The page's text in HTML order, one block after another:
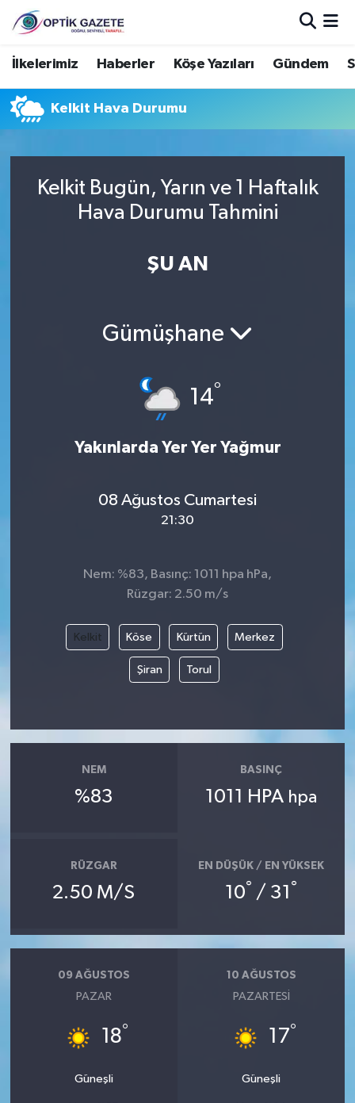
İlkelerimiz Haberler Köşe Yazıları Gündem
Kelkit Hava Durumu
Kelkit Bugün, Yarın ve 1 Haftalık
Hava Durumu Tahmini
ŞU AN
Gümüşhane
14°
Yakınlarda Yer Yer Yağmur
08 Ağustos Cumartesi
21:30
Nem: %83, Basınç: 1011 hpa hPa,
Rüzgar: 2.50 m/s
Kelkit Köse Kürtün Merkez
Şiran Torul
NEM
%83
BASINÇ
1011 HPA hpa
RÜZGAR
2.50 M/S
EN DÜŞÜK / EN YÜKSEK
10° / 31 °
09 AĞUSTOS
PAZAR
18°
Güneşli
10 AĞUSTOS
PAZARTESI
17°
Güneşli
Nöbetçi Eczaneler
Hava Durumu
Trafik Durumu
Süper Lig Puan Durumu ve Fikstür
Haber Arşivi